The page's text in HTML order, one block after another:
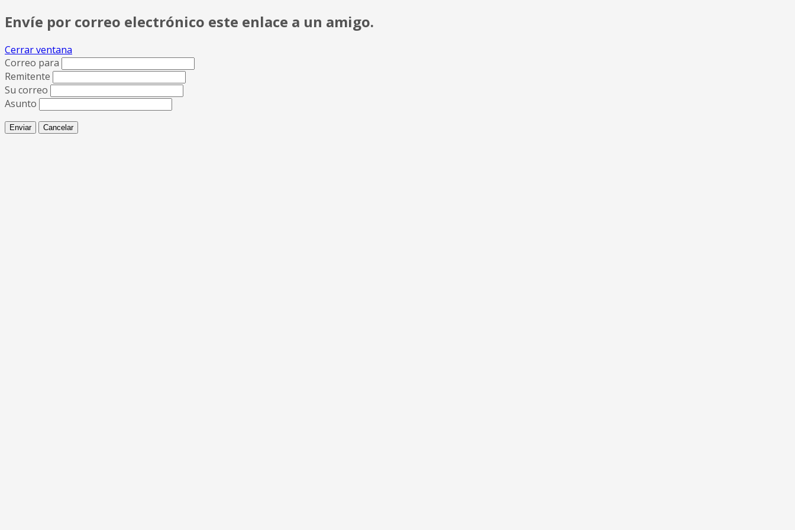
Envíe por correo electrónico este enlace a un amigo.
Cerrar ventana
Correo para
Remitente
Su correo
Asunto
Enviar Cancelar